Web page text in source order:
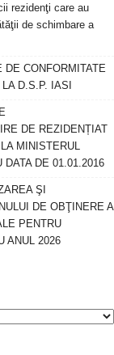
rezidenţi care au
de schimbare a
DE CONFORMITATE
D.S.P. IASI
DE REZIDENȚIAT
MINISTERUL
DE 01.01.2016
ŞI
DE OBŢINERE A
PENTRU
ANUL 2026